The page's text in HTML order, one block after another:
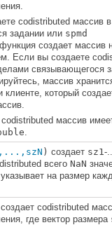
codistributed массив в
задании или spmd
создает массив
Если вы создаете
связывающегося
массив
клиенте, который
массив
.
) создает sz1-
всего NaN
указывает на размер
создает codistributed
где вектор размера